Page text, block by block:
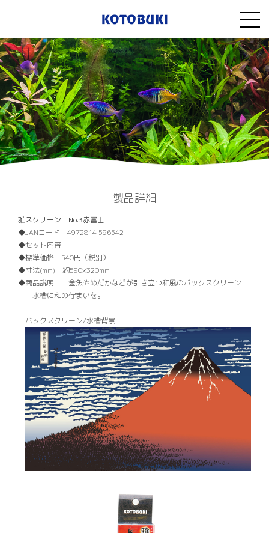
製品詳細
雅スクリーン No.3赤富士
JANコード： 4972814 596542
セット内容：
標準価格： 540円（税別）
寸法(mm)： 約590×320mm
商品説明：
・金魚やめだかなどが引き立つ和風のバックスクリーン
・水槽に和の佇まいを。
バックスクリーン/水槽背景